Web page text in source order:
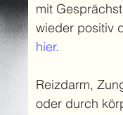
mit
wieder positiv
hier.
Reizdarm,
oder durch